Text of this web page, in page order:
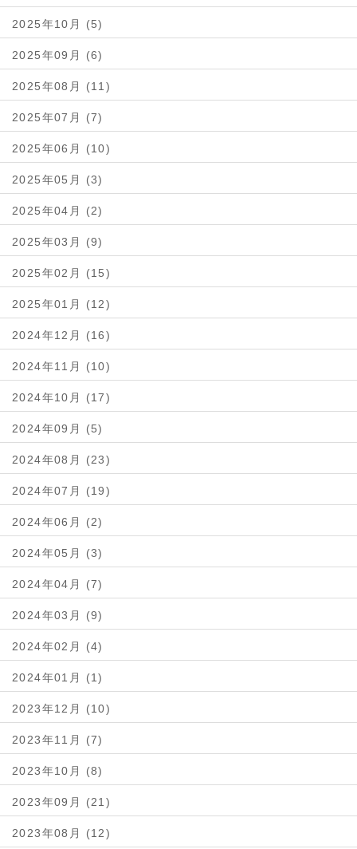
2025年10月 (5)
2025年09月 (6)
2025年08月 (11)
2025年07月 (7)
2025年06月 (10)
2025年05月 (3)
2025年04月 (2)
2025年03月 (9)
2025年02月 (15)
2025年01月 (12)
2024年12月 (16)
2024年11月 (10)
2024年10月 (17)
2024年09月 (5)
2024年08月 (23)
2024年07月 (19)
2024年06月 (2)
2024年05月 (3)
2024年04月 (7)
2024年03月 (9)
2024年02月 (4)
2024年01月 (1)
2023年12月 (10)
2023年11月 (7)
2023年10月 (8)
2023年09月 (21)
2023年08月 (12)